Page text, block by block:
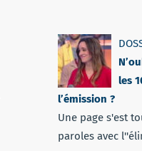
les
l’émission ?
Une page s'est
paroles avec